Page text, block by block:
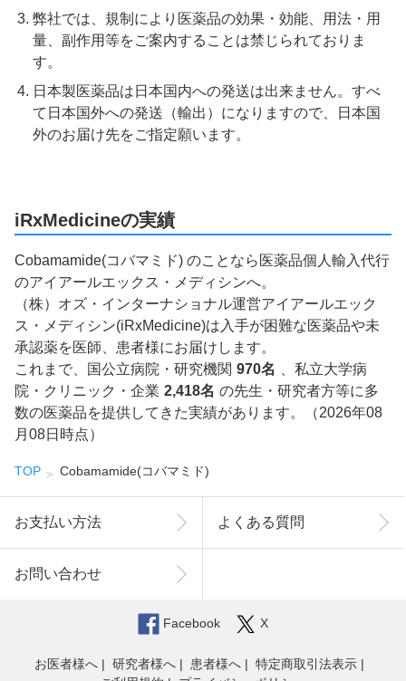
弊社では、規制により医薬品の効果・効能、用法・用
量、副作用等をご案内することは禁じられておりま
す。
日本製医薬品は日本国内への発送は出来ません。すべ
て日本国外への発送（輸出）になりますので、日本国
外のお届け先をご指定願います。
iRxMedicineの実績
Cobamamide(コバマミド) のことなら医薬品個人輸入代行
のアイアールエックス・メディシンへ。
（株）オズ・インターナショナル運営アイアールエック
ス・メディシン(iRxMedicine)は入手が困難な医薬品や未
承認薬を医師、患者様にお届けします。
これまで、国公立病院・研究機関 970名
、私立大学病
院・クリニック・企業 2,418名 の先生・研究者方等に多
数の医薬品を提供してきた実績があります。（2026年08
月08日時点）
TOP Cobamamide(コバマミド)
お支払い方法 よくある質問
お問い合わせ
Facebook X
お医者様へ 研究者様へ 患者様へ
特定商取引法表示